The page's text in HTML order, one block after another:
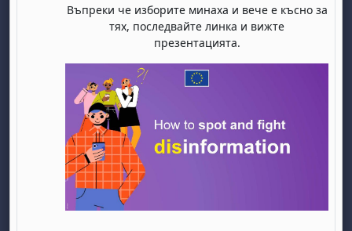
Въпреки че изборите минаха и вече е късно за
тях, последвайте линка и вижте
презентацията.